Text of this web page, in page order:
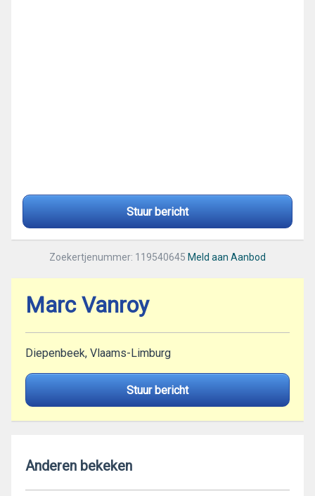
Stuur bericht
Zoekertjenummer: 119540645 Meld aan Aanbod
Marc Vanroy
Diepenbeek, Vlaams-Limburg
Stuur bericht
Anderen bekeken